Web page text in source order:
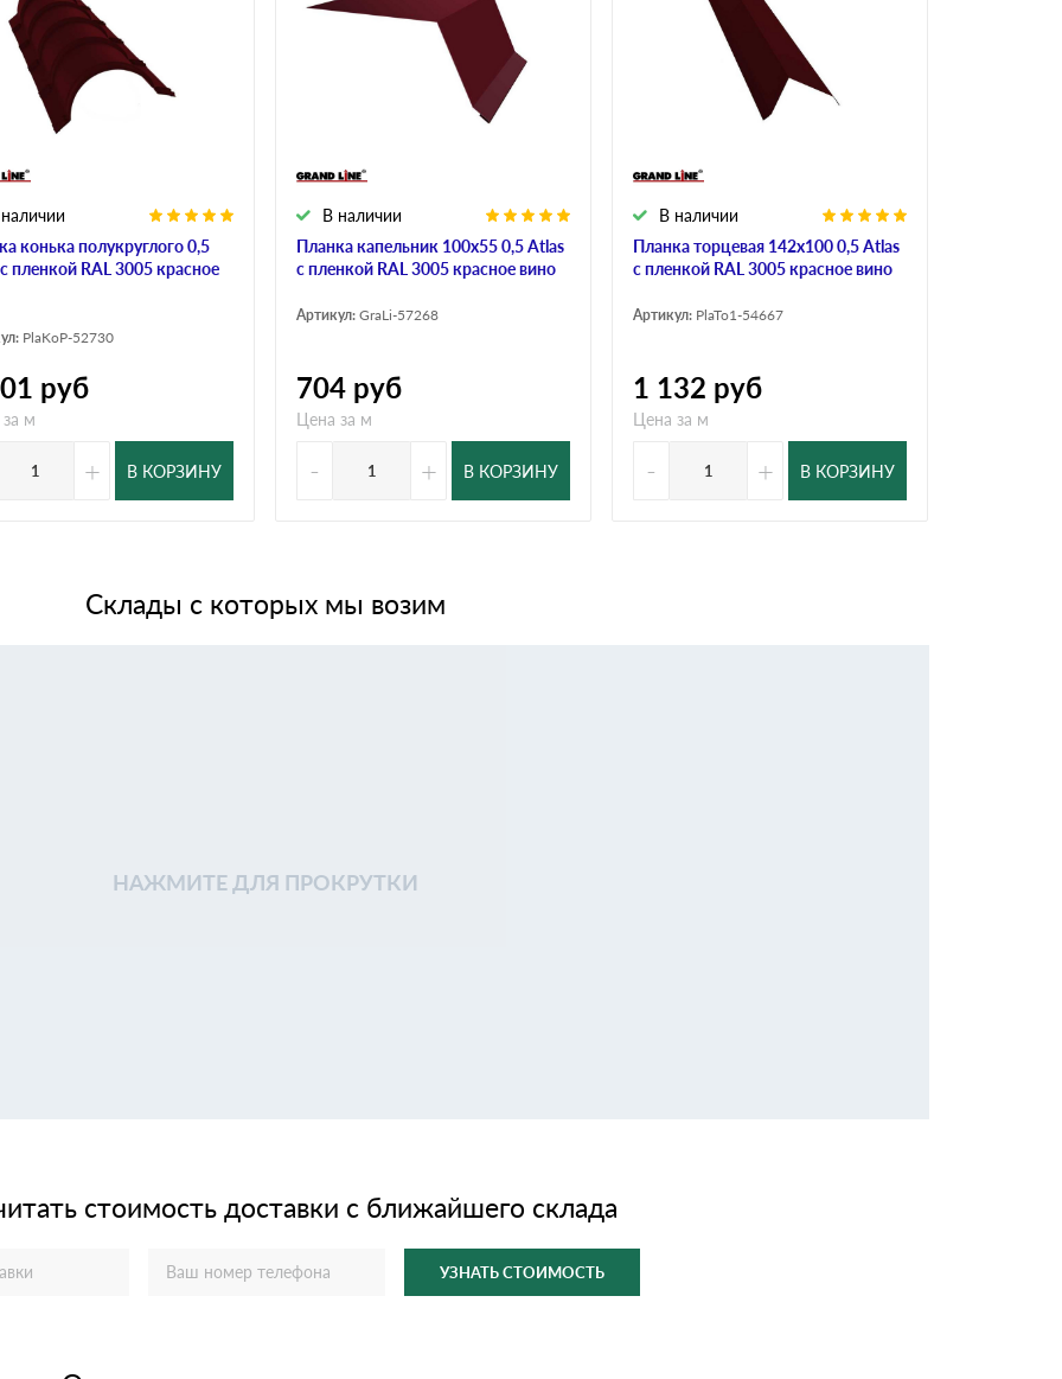
конька полукруглого 0,5
пленкой RAL 3005 красное
PlaKoP-52730
руб
м
+ В КОРЗИНУ
Планка капельник 100х55 0,5 Atlas
с пленкой RAL 3005 красное вино
В наличии
Артикул: GraLi-57268
704 руб
Цена за м
- + В КОРЗИНУ
Планка торцевая 142х100 0,5 Atlas
с пленкой RAL 3005 красное вино
В наличии
Артикул: PlaTo1-54667
1 132 руб
Цена за м
- + В КОРЗИНУ
Склады с которых мы возим
НАЖМИТЕ ДЛЯ ПРОКРУТКИ
стоимость доставки с ближайшего склада
УЗНАТЬ СТОИМОСТЬ